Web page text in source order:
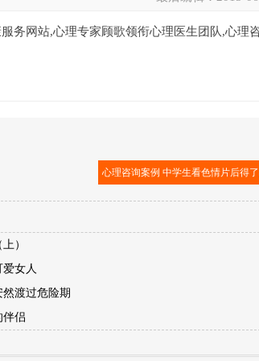
务网站,心理专家顾歌领衔心理医生团队,心理
心理咨询案例 中学生看色情片后得
）
女人
渡过危险期
伴侣